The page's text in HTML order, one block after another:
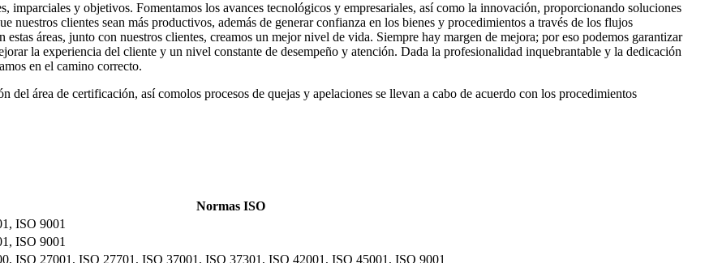
imparciales y objetivos. Fomentamos los avances tecnológicos y empresariales, así como la innovación, proporcionando soluciones
clientes sean más productivos, además de generar confianza en los bienes y procedimientos a través de los flujos
áreas, junto con nuestros clientes, creamos un mejor nivel de vida. Siempre hay margen de mejora; por eso podemos garantizar
la experiencia del cliente y un nivel constante de desempeño y atención. Dada la profesionalidad inquebrantable y la dedicación
en el camino correcto.
del área de certificación, así comolos procesos de quejas y apelaciones se llevan a cabo de acuerdo con los procedimientos
Normas ISO
ISO 9001
ISO 9001
ISO 27001, ISO 27701, ISO 37001, ISO 37301, ISO 42001, ISO 45001, ISO 9001